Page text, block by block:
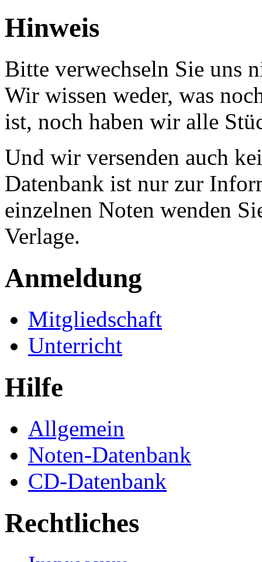
Hinweis
Bitte verwechseln Sie uns
Wir wissen weder, was
ist, noch haben wir alle
Und wir versenden auch
Datenbank ist nur zur
einzelnen Noten wenden
Verlage.
Anmeldung
Mitgliedschaft
Unterricht
Hilfe
Allgemein
Noten-Datenbank
CD-Datenbank
Rechtliches